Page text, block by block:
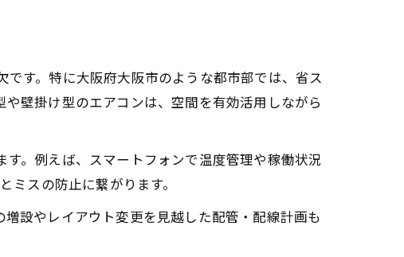
例
ント
準
説
す。特に大阪府大阪市のような都市部では、省ス
壁掛け型のエアコンは、空間を有効活用しながら
。例えば、スマートフォンで温度管理や稼働状況
スの防止に繋がります。
設やレイアウト変更を見越した配管・配線計画も